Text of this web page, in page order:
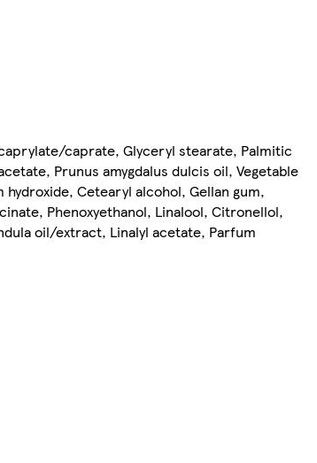
caprate, Glyceryl stearate, Palmitic
Prunus amygdalus dulcis oil, Vegetable
Cetearyl alcohol, Gellan gum,
Phenoxyethanol, Linalool, Citronellol,
oil/extract, Linalyl acetate, Parfum